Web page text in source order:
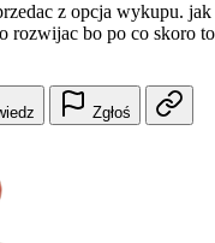
z opcja wykupu.
rozwijac bo po co skoro
Zgłoś